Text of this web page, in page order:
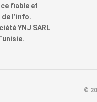
fiable et
l’info.
YNJ SARL
©